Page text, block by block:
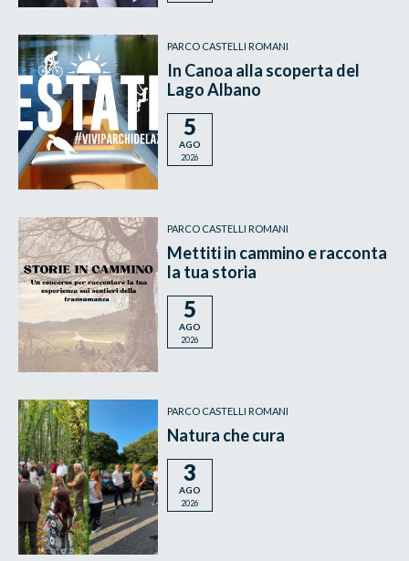
PARCO CASTELLI ROMANI
In Canoa alla scoperta del
Lago Albano
5
AGO
2026
PARCO CASTELLI ROMANI
Mettiti in cammino e racconta
la tua storia
5
AGO
2026
PARCO CASTELLI ROMANI
Natura che cura
3
AGO
2026